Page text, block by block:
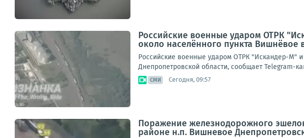
Российские военные ударом ОТРК
около населённого пункта Вишнёвое
Российские военные ударом ОТРК "Искандер-М"
Днепропетровской области, сообщает Telegram-
СМИ Сегодня, 09:57
Поражение железнодорожного
районе н.п. Вишневое